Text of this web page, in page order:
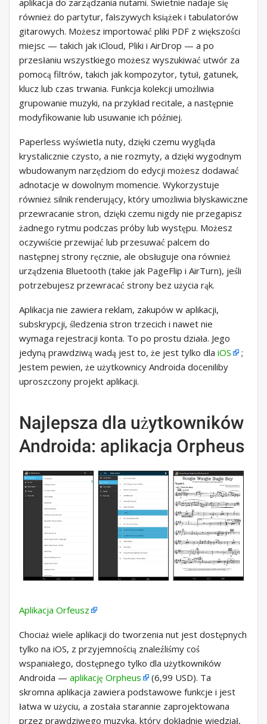
aplikacja do zarządzania nutami. Świetnie nadaje się
również do partytur, fałszywych książek i tabulatorów
gitarowych. Możesz importować pliki PDF z większości
miejsc — takich jak iCloud, Pliki i AirDrop — a po
przesłaniu wszystkiego możesz wyszukiwać utwór za
pomocą filtrów, takich jak kompozytor, tytuł, gatunek,
klucz lub czas trwania. Funkcja kolekcji umożliwia
grupowanie muzyki, na przykład recitale, a następnie
modyfikowanie lub usuwanie ich później.
Paperless wyświetla nuty, dzięki czemu wygląda
krystalicznie czysto, a nie rozmyty, a dzięki wygodnym
wbudowanym narzędziom do edycji możesz dodawać
adnotacje w dowolnym momencie. Wykorzystuje
również silnik renderujący, który umożliwia błyskawiczne
przewracanie stron, dzięki czemu nigdy nie przegapisz
żadnego rytmu podczas próby lub występu. Możesz
oczywiście przewijać lub przesuwać palcem do
następnej strony ręcznie, ale obsługuje ona również
urządzenia Bluetooth (takie jak PageFlip i AirTurn), jeśli
potrzebujesz przewracać strony bez użycia rąk.
Aplikacja nie zawiera reklam, zakupów w aplikacji,
subskrypcji, śledzenia stron trzecich i nawet nie
wymaga rejestracji konta. To po prostu działa. Jego
jedyną prawdziwą wadą jest to, że jest tylko dla iOS
;
Jestem pewien, że użytkownicy Androida doceniliby
uproszczony projekt aplikacji.
Najlepsza dla użytkowników
Androida: aplikacja Orpheus
Aplikacja Orfeusz
Chociaż wiele aplikacji do tworzenia nut jest dostępnych
tylko na iOS, z przyjemnością znaleźliśmy coś
wspaniałego, dostępnego tylko dla użytkowników
Androida — aplikację Orpheus
(6,99 USD). Ta
skromna aplikacja zawiera podstawowe funkcje i jest
łatwa w użyciu, a została starannie zaprojektowana
przez prawdziwego muzyka, który dokładnie wiedział,